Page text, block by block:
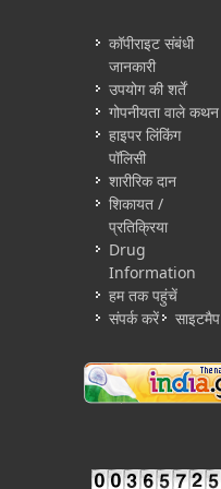
कॉपीराइट संबंधी
जानकारी
उपयोग की शर्तें
गोपनीयता वाले कथन
हाइपर लिंकिंग
पॉलिसी
शारीरिक दान
शिकायत /
प्रतिक्रिया
Drug
Information
हम तक पहुंचें
संपर्क करें
साइटमैप